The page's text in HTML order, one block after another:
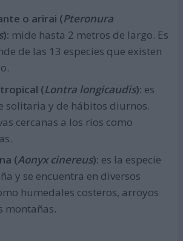
o arirai (Pteronura
): mide hasta 2 metros de largo. Es
de las 13 especies que existen
(Lontra longicaudis): es
solitaria y de hábitos diurnos.
cercanas a los ríos como
(Aonyx cinereus): es la especie
y se encuentra en diversos
humedales costeros, arroyos
montañas.